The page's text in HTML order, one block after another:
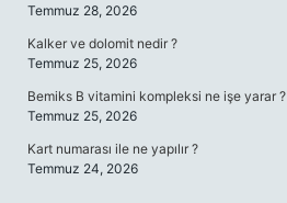
Temmuz 28, 2026
Kalker ve dolomit nedir ?
Temmuz 25, 2026
Bemiks B vitamini kompleksi ne işe yarar ?
Temmuz 25, 2026
Kart numarası ile ne yapılır ?
Temmuz 24, 2026